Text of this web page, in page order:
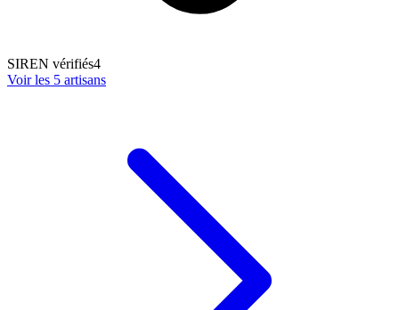
SIREN vérifiés4
Voir les 5 artisans